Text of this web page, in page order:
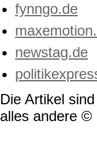
fynngo.de
newstag.de
Die Artikel
alles andere ©